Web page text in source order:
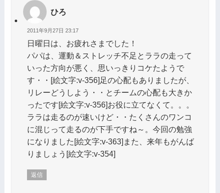
ひろ
2011年9月27日 23:17
日曜日は、お疲れさまでした！
パパは、運動＆ストレッチ不足とララの走って
いった方向が悪く、思いっきりコケたようで
す・・[絵文字:v-356]足の心配もありましたが、
リレーどうしよう・・とチームの心配も大きか
ったです[絵文字:v-356]お役に立てなくて。。。
ララは走るのが速いけど・・たくさんのワンコ
に混じって走るのが下手ですね～。今回の勉強
になりました[絵文字:v-363]また、来年もがんば
りましょう[絵文字:v-354]
返信